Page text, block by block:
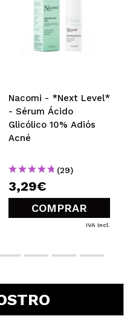
Nacomi - *Next Level*
- Sérum Ácido
Glicólico 10% Adiós
Acné
(29)
3,29€
COMPRAR
IVA Incl.